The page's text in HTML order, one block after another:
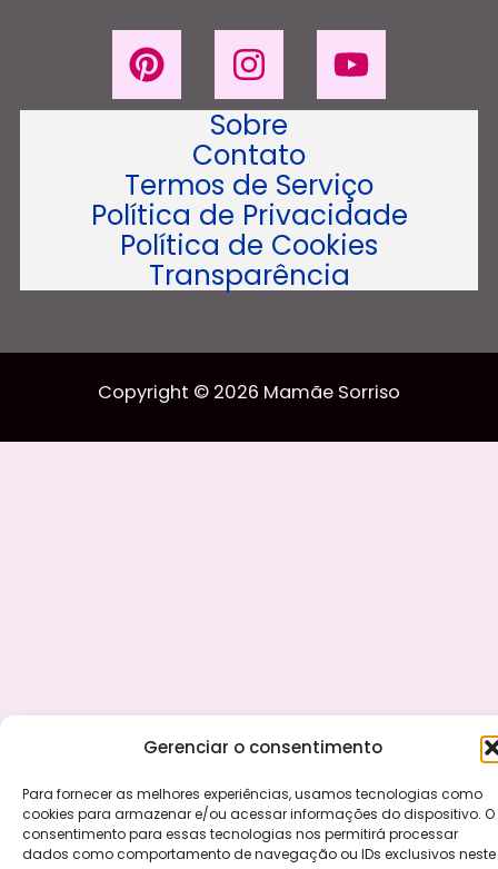
Gerenciar o consentimento
Para fornecer as melhores experiências, usamos tecnologias como
cookies para armazenar e/ou acessar informações do dispositivo. O
consentimento para essas tecnologias nos permitirá processar
dados como comportamento de navegação ou IDs exclusivos neste
Sobre
Contato
Termos de Serviço
Política de Privacidade
Política de Cookies
Transparência
Copyright © 2026 Mamãe Sorriso